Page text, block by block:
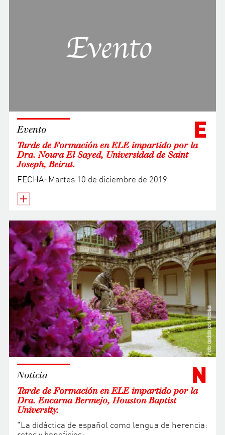
E
Evento
Tarde de Formación en ELE impartido por la
Dra. Noura El Sayed, Universidad de Saint
Joseph, Beirut.
FECHA: Martes 10 de diciembre de 2019
N
Noticia
Tarde de Formación en ELE impartido por la
Dra. Encarna Bermejo, Houston Baptist
University.
"La didáctica de español como lengua de herencia: